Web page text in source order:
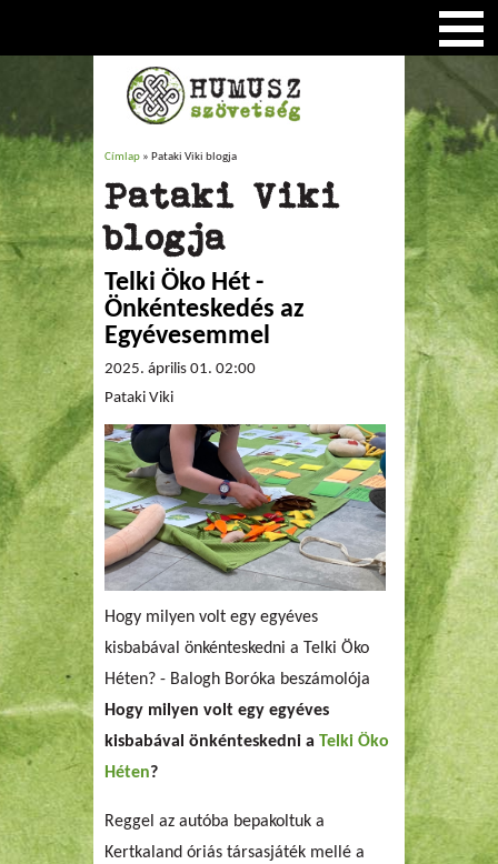
Jelenlegi hely
Címlap » Pataki Viki blogja
Pataki Viki
blogja
Telki Öko Hét -
Önkénteskedés az
Egyévesemmel
2025. április 01. 02:00
Pataki Viki
Hogy milyen volt egy egyéves
kisbabával önkénteskedni a Telki Öko
Héten? - Balogh Boróka beszámolója
Hogy milyen volt egy egyéves
kisbabával önkénteskedni a Telki Öko
Héten?
Reggel az autóba bepakoltuk a
Kertkaland óriás társasjáték mellé a